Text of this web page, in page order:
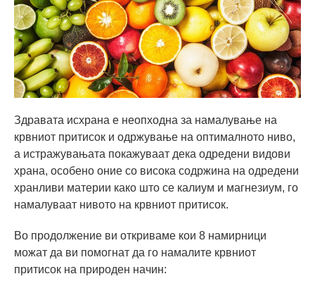
Здравата исхрана е неопходна за намалување на
крвниот притисок и одржување на оптималното ниво,
а истражувањата покажуваат дека одредени видови
храна, особено оние со висока содржина на одредени
хранливи материи како што се калиум и магнезиум, го
намалуваат нивото на крвниот притисок.
Во продолжение ви откриваме кои 8 намирници
можат да ви помогнат да го намалите крвниот
притисок на природен начин: